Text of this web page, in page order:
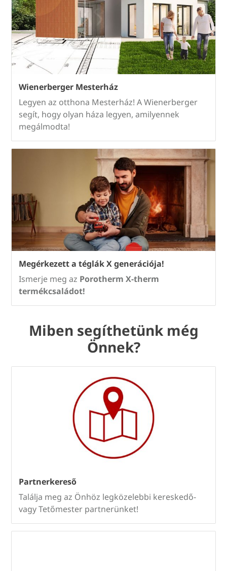
Wienerberger Mesterház
Legyen az otthona Mesterház! A Wienerberger
segít, hogy olyan háza legyen, amilyennek
megálmodta!
Megérkezett a téglák X generációja!
Ismerje meg az Porotherm X-therm
termékcsaládot!
Miben segíthetünk még
Önnek?
Partnerkereső
Találja meg az Önhöz legközelebbi kereskedő-
vagy Tetőmester partnerünket!